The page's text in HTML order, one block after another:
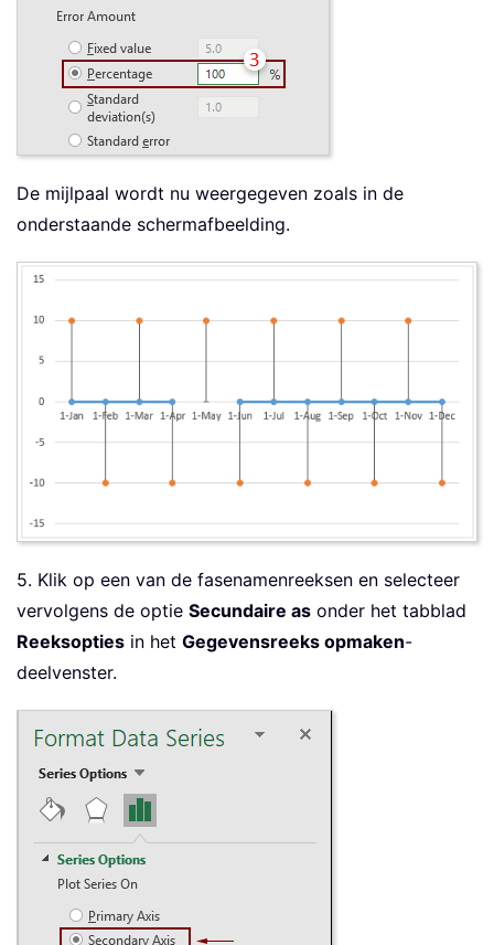
De mijlpaal wordt nu weergegeven zoals in de
onderstaande schermafbeelding.
5. Klik op een van de fasenamenreeksen en selecteer
vervolgens de optie Secundaire as onder het tabblad
Reeksopties in het Gegevensreeks opmaken-
deelvenster.